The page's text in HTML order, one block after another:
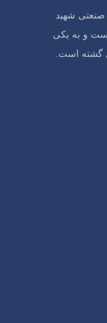
در شهـــرک صنعتی شهید
و به یکی
گشته است.